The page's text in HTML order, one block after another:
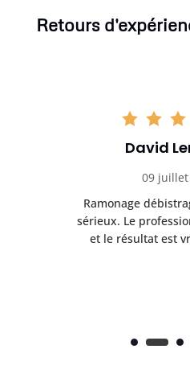
Retours
David
09 juillet
Ramonage
sérieux. Le
et le résultat est